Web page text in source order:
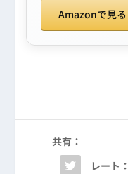
Amazonで見る
共有：
レート：